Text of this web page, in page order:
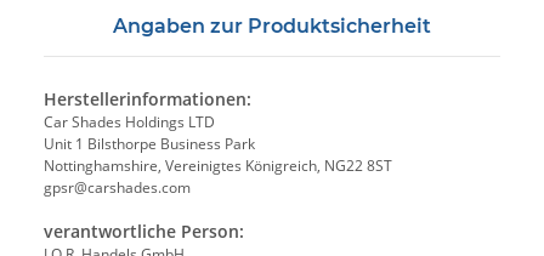
Angaben zur Produktsicherheit
Herstellerinformationen:
Car Shades Holdings LTD
Unit 1 Bilsthorpe Business Park
Nottinghamshire, Vereinigtes Königreich, NG22 8ST
gpsr@carshades.com
verantwortliche Person: